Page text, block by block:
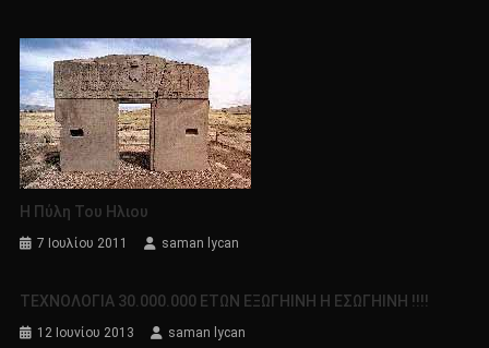
Η Πύλη Του Ηλιου
7 Ιουλίου 2011 saman lycan
ΤΕΧΝΟΛΟΓΙΑ 30.000.000 ΕΤΩΝ ΕΞΩΓΗΙΝΗ Η ΕΣΩΓΗΙΝΗ !!!!
12 Ιουνίου 2013 saman lycan